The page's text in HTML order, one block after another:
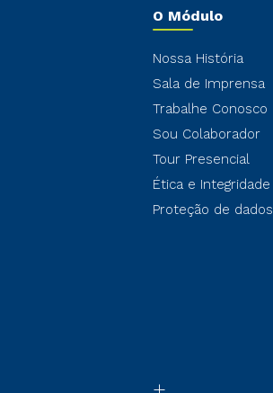
O Módulo
Nossa História
Sala de Imprensa
Trabalhe Conosco
Sou Colaborador
Tour Presencial
Ética e Integridade
Proteção de dados